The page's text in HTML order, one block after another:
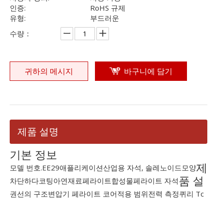
인증:
RoHS 규제
유형:
부드러운
수량：
귀하의 메시지 바구니에 담기
제품 설명
기본 정보
모델 번호.EE29애플리케이션산업용 자석, 솔레노이드모양
차단하다코팅아연재료페라이트합성물페라이트 자석
권선의 구조변압기 페라이트 코어적용 범위전력 측정퀴리 Tc
제
품 설